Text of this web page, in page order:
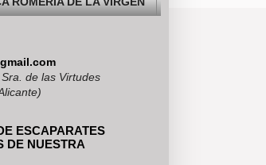
VER EN
de las Virtudes
ESCAPARATES
DE NUESTRA